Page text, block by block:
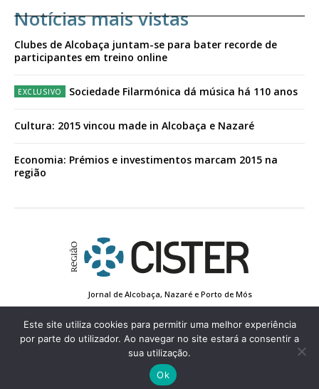
Notícias mais vistas
Clubes de Alcobaça juntam-se para bater recorde de
participantes em treino online
Sociedade Filarmónica dá música há 110 anos
Cultura: 2015 vincou made in Alcobaça e Nazaré
Economia: Prémios e investimentos marcam 2015 na
região
Jornal de Alcobaça, Nazaré e Porto de Mós
Conta de Registo
Edição Impressa
© 2022 Região de Cister - Todos os direitos reservados.
Este site utiliza cookies para permitir uma melhor experiência
por parte do utilizador. Ao navegar no site estará a consentir a
sua utilização.
Ok